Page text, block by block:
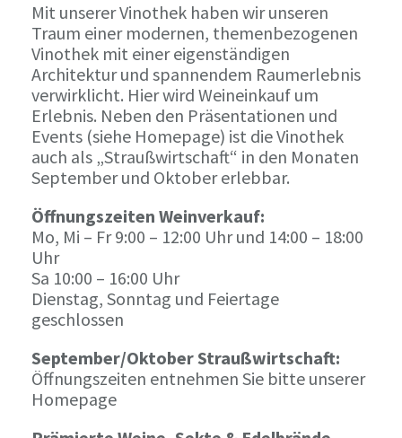
Mit unserer Vinothek haben wir unseren
Traum einer modernen, themenbezogenen
Vinothek mit einer eigenständigen
Architektur und spannendem Raumerlebnis
verwirklicht. Hier wird Weineinkauf um
Erlebnis. Neben den Präsentationen und
Events (siehe Homepage) ist die Vinothek
auch als „Straußwirtschaft“ in den Monaten
September und Oktober erlebbar.
Öffnungszeiten Weinverkauf:
Mo, Mi – Fr 9:00 – 12:00 Uhr und 14:00 – 18:00
Uhr
Sa 10:00 – 16:00 Uhr
Dienstag, Sonntag und Feiertage
geschlossen
September/Oktober Straußwirtschaft:
Öffnungszeiten entnehmen Sie bitte unserer
Homepage